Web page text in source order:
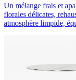
Un mélange frais et
florales délicates,
atmosphère limpide,